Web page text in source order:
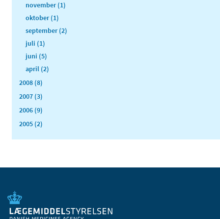
november (1)
oktober (1)
september (2)
juli (1)
juni (5)
april (2)
2008 (8)
2007 (3)
2006 (9)
2005 (2)